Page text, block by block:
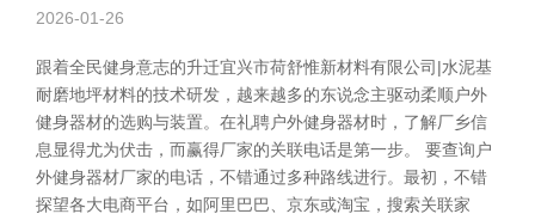
2026-01-26
跟着全民健身意志的升迁宜兴市荷舒惟新材料有限公司|水泥基
耐磨地坪材料的技术研发，越来越多的东说念主驱动柔顺户外
健身器材的选购与装置。在礼聘户外健身器材时，了解厂乡信
息显得尤为伏击，而赢得厂家的关联电话是第一步。 要查询户
外健身器材厂家的电话，不错通过多种路线进行。最初，不错
探望各大电商平台，如阿里巴巴、京东或淘宝，搜索关联家